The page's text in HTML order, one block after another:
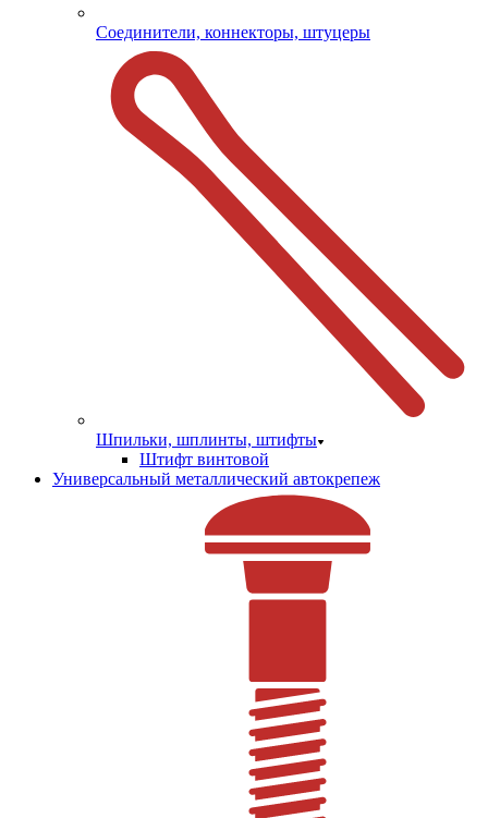
Соединители, коннекторы, штуцеры
Шпильки, шплинты, штифты
Штифт винтовой
Универсальный металлический автокрепеж